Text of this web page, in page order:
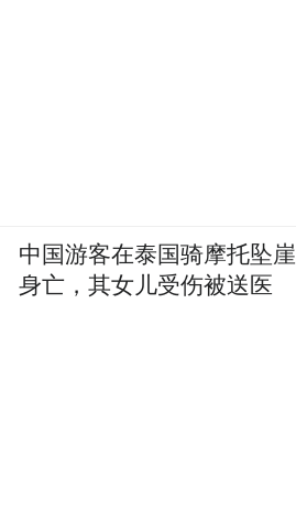
中国游客在泰国骑摩托坠崖
身亡，其女儿受伤被送医